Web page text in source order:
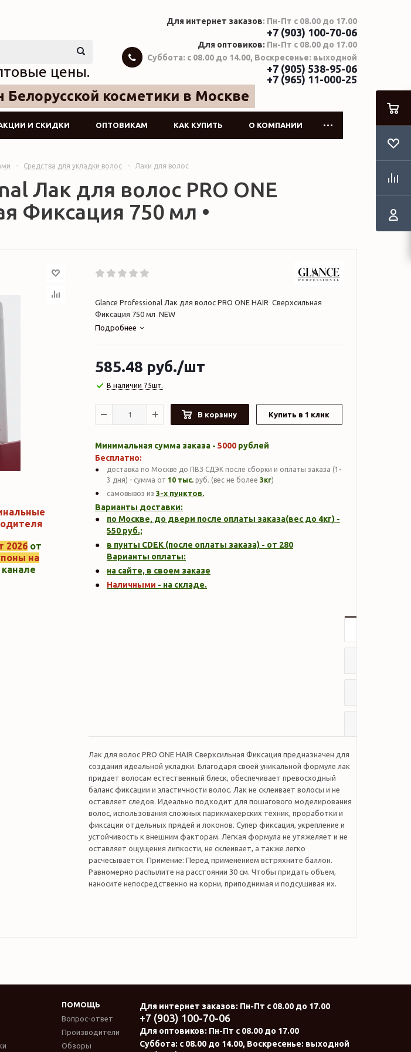
косметики в Москве
цены.
Для интернет заказов: Пн-Пт с 08.00 до 17.00
+7 (903) 100-70-06
Для оптовиков: Пн-Пт с 08.00 до 17.00
Суббота: с 08.00 до 14.00, Воскресенье: выходной
+7 (905) 538-95-06
+7 (965) 11-000-25
И СКИДКИ ОПТОВИКАМ КАК КУПИТЬ О КОМПАНИИ
- Средства для укладки волос - Лаки для волос
Лак для волос PRO ONE
Фиксация 750 мл •
2026 от
на
Glance Professional Лак для волос PRO ONE HAIR Сверхсильная
Фиксация 750 мл NEW
Подробнее
585.48 руб./шт
В наличии 75шт.
В корзину Купить в 1 клик
Минимальная сумма заказа - 5000 рублей
Бесплатно:
доставка по Москве до ПВЗ СДЭК после сборки и оплаты заказа (1-
3 дня) - сумма от 10 тыс. руб. (вес не более 3кг)
самовывоз из 3-х пунктов.
Варианты доставки:
по Москве, до двери после оплаты заказа(вес до 4кг) -
550 руб.;
в пунты CDEK (после оплаты заказа) - от 280
Варианты оплаты:
на сайте, в своем заказе
Наличными - на складе.
Лак для волос PRO ONE HAIR Сверхсильная Фиксация предназначен для
создания идеальной укладки. Благодаря своей уникальной формуле лак
придает волосам естественный блеск, обеспечивает превосходный
баланс фиксации и эластичности волос. Лак не склеивает волосы и не
оставляет следов. Идеально подходит для пошагового моделирования
волос, использования сложных парикмахерских техник, проработки и
фиксации отдельных прядей и локонов. Супер фиксация, укрепление и
устойчивость к внешним факторам. Легкая формула не утяжеляет и не
оставляет ощущения липкости, не склеивает, а также легко
расчесывается. Примение: Перед применением встряхните баллон.
Равномерно распылите на расстоянии 30 см. Чтобы придать объем,
наносите непосредственно на корни, приподнимая и подсушивая их.
ПОМОЩЬ
Вопрос-ответ
Производители
Обзоры
Для интернет заказов: Пн-Пт с 08.00 до 17.00
+7 (903) 100-70-06
Для оптовиков: Пн-Пт с 08.00 до 17.00
Суббота: с 08.00 до 14.00, Воскресенье: выходной